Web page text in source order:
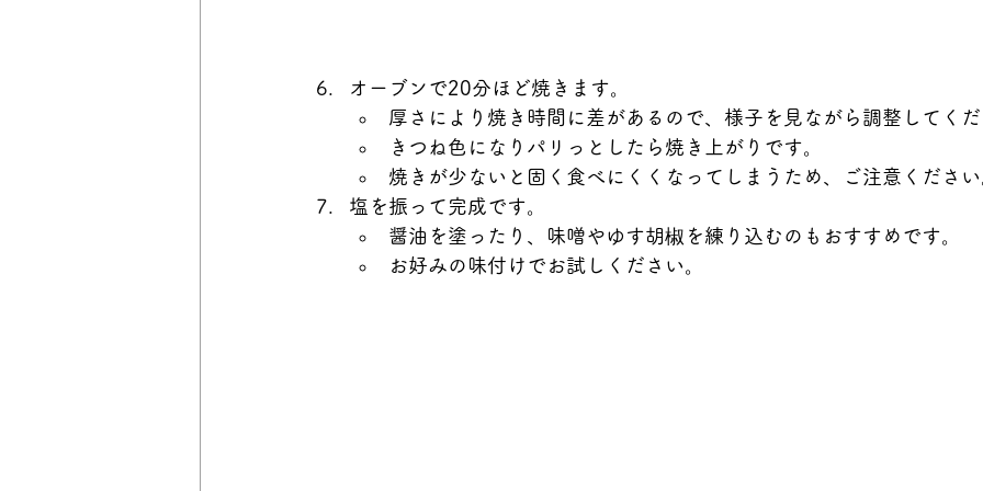
オーブンで20分ほど焼きます。
厚さにより焼き時間に差があるので、様子を見ながら調整してくだ
きつね色になりパリっとしたら焼き上がりです。
焼きが少ないと固く食べにくくなってしまうため、ご注意ください
塩を振って完成です。
醤油を塗ったり、味噌やゆす胡椒を練り込むのもおすすめです。
お好みの味付けでお試しください。